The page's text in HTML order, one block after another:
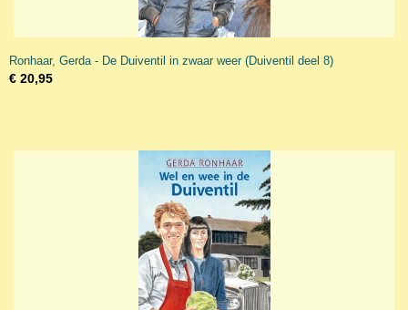
Ronhaar, Gerda - De Duiventil in zwaar weer (Duiventil deel 8)
€ 20,95